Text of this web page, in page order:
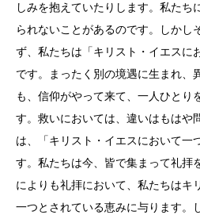
しみを抱えていたりします。私たち
られないことがあるのです。しかし
ず、私たちは「キリスト・イエスに
です。まったく別の境遇に生まれ、
も、信仰がやって来て、一人ひとり
す。救いにおいては、違いはもはや
は、「キリスト・イエスにおいて一
す。私たちは今、皆で集まって礼拝
によりも礼拝において、私たちはキ
一つとされている恵みに与ります。